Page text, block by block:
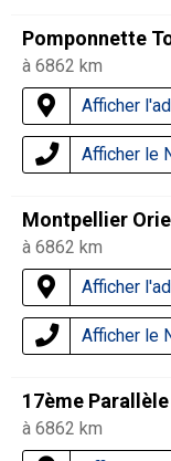
Pomponnette
à 6862 km
Afficher
Afficher le
Montpellier
à 6862 km
Afficher
Afficher le
17ème Parallèle
à 6862 km